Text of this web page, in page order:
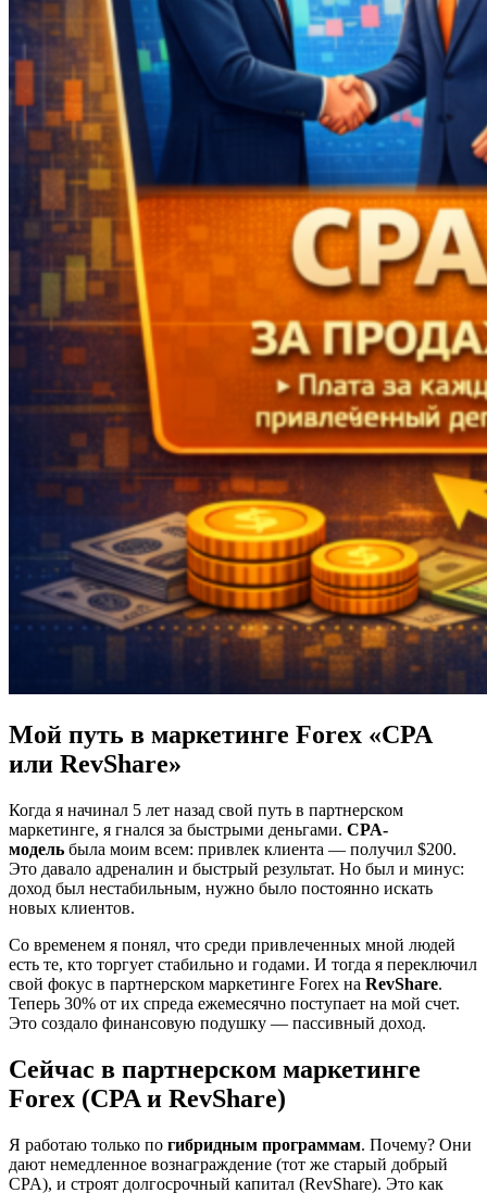
Мой путь в маркетинге Forex «CPA
или RevShare»
Когда я начинал 5 лет назад свой путь в партнерском
маркетинге, я гнался за быстрыми деньгами. CPA-
модель была моим всем: привлек клиента — получил $200.
Это давало адреналин и быстрый результат. Но был и минус:
доход был нестабильным, нужно было постоянно искать
новых клиентов.
Со временем я понял, что среди привлеченных мной людей
есть те, кто торгует стабильно и годами. И тогда я переключил
свой фокус в партнерском маркетинге Forex на RevShare.
Теперь 30% от их спреда ежемесячно поступает на мой счет.
Это создало финансовую подушку — пассивный доход.
Сейчас в партнерском маркетинге
Forex (CPA и RevShare)
Я работаю только по гибридным программам. Почему? Они
дают немедленное вознаграждение (тот же старый добрый
CPA), и строят долгосрочный капитал (RevShare). Это как